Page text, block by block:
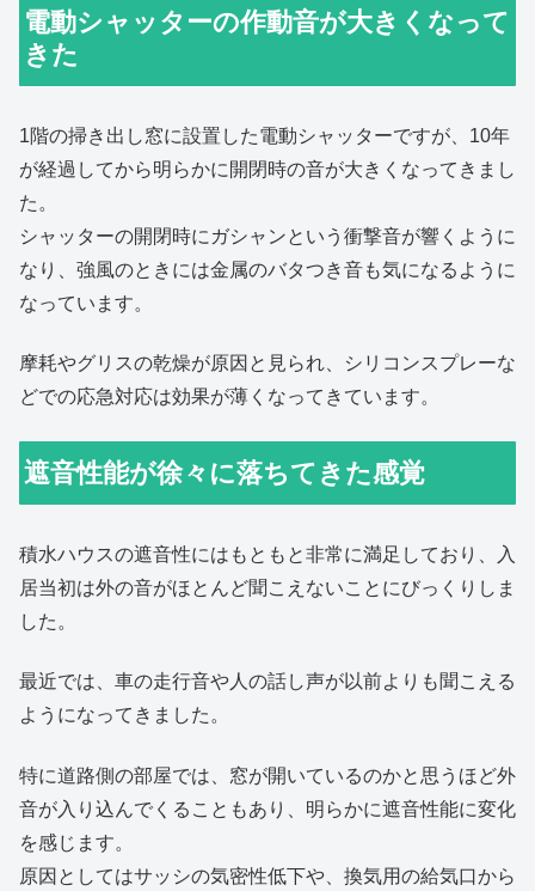
電動シャッターの作動音が大きくなって
きた
1階の掃き出し窓に設置した電動シャッターですが、10年
が経過してから明らかに開閉時の音が大きくなってきまし
た。
シャッターの開閉時にガシャンという衝撃音が響くように
なり、強風のときには金属のバタつき音も気になるように
なっています。
摩耗やグリスの乾燥が原因と見られ、シリコンスプレーな
どでの応急対応は効果が薄くなってきています。
遮音性能が徐々に落ちてきた感覚
積水ハウスの遮音性にはもともと非常に満足しており、入
居当初は外の音がほとんど聞こえないことにびっくりしま
した。
最近では、車の走行音や人の話し声が以前よりも聞こえる
ようになってきました。
特に道路側の部屋では、窓が開いているのかと思うほど外
音が入り込んでくることもあり、明らかに遮音性能に変化
を感じます。
原因としてはサッシの気密性低下や、換気用の給気口から